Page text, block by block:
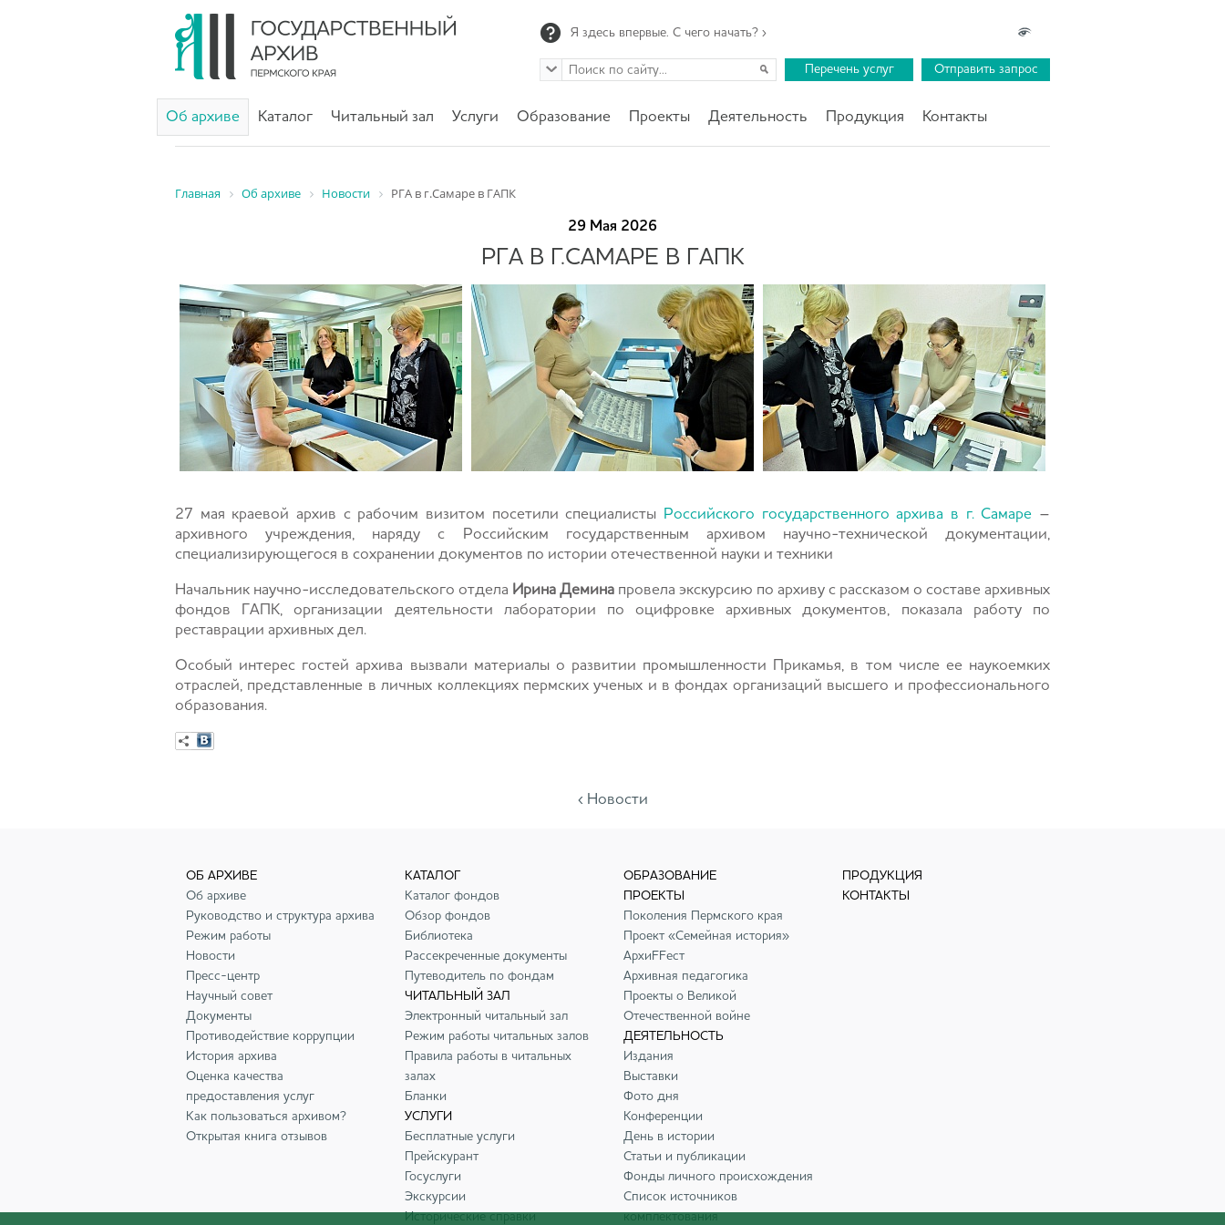
Я здесь впервые. С чего начать? ›
Перечень услуг Отправить запрос
Об архиве Каталог Читальный зал Услуги Образование Проекты Деятельность Продукция Контакты
Главная Об архиве Новости РГА в г.Самаре в ГАПК
29 Мая 2026
РГА В Г.САМАРЕ В ГАПК
27 мая краевой архив с рабочим визитом посетили специалисты Российского государственного архива в г. Самаре –
архивного учреждения, наряду с Российским государственным архивом научно-технической документации,
специализирующегося в сохранении документов по истории отечественной науки и техники
Начальник научно-исследовательского отдела Ирина Демина провела экскурсию по архиву с рассказом о составе архивных
фондов ГАПК, организации деятельности лаборатории по оцифровке архивных документов, показала работу по
реставрации архивных дел.
Особый интерес гостей архива вызвали материалы о развитии промышленности Прикамья, в том числе ее наукоемких
отраслей, представленные в личных коллекциях пермских ученых и в фондах организаций высшего и профессионального
образования.
‹ Новости
ОБ АРХИВЕ
Об архиве
Руководство и структура архива
Режим работы
Новости
Пресс-центр
Научный совет
Документы
Противодействие коррупции
История архива
Оценка качества
предоставления услуг
Как пользоваться архивом?
Открытая книга отзывов
КАТАЛОГ
Каталог фондов
Обзор фондов
Библиотека
Рассекреченные документы
Путеводитель по фондам
ЧИТАЛЬНЫЙ ЗАЛ
Электронный читальный зал
Режим работы читальных залов
Правила работы в читальных
залах
Бланки
УСЛУГИ
Бесплатные услуги
Прейскурант
Госуслуги
Экскурсии
Исторические справки
ОБРАЗОВАНИЕ
ПРОЕКТЫ
Поколения Пермского края
Проект «Семейная история»
АрхиFFест
Архивная педагогика
Проекты о Великой
Отечественной войне
ДЕЯТЕЛЬНОСТЬ
Издания
Выставки
Фото дня
Конференции
День в истории
Статьи и публикации
Фонды личного происхождения
Список источников
комплектования
ПРОДУКЦИЯ
КОНТАКТЫ